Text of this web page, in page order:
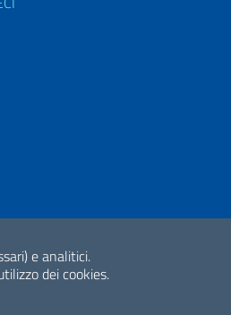
e analitici.
dei cookies.